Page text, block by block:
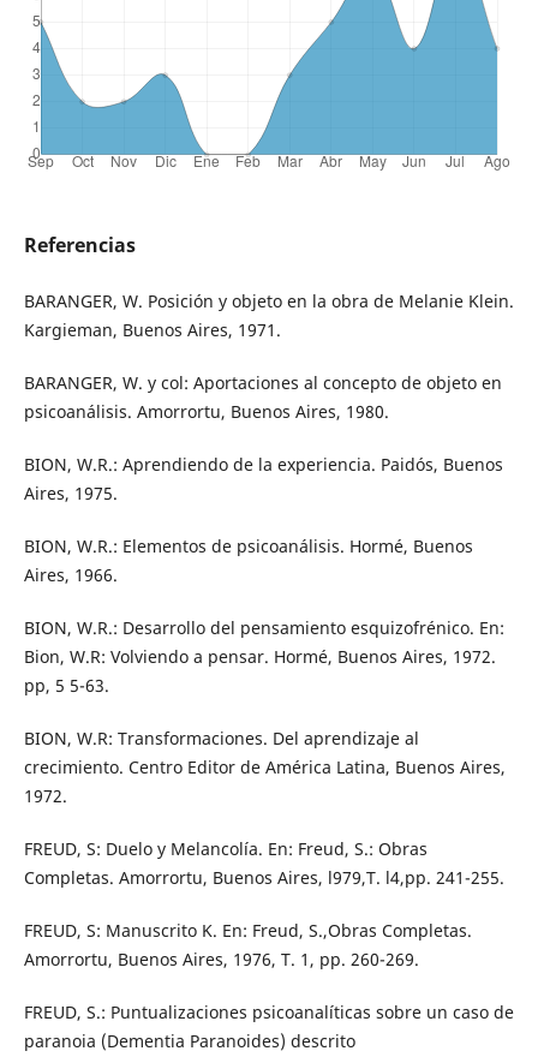
Referencias
BARANGER, W. Posición y objeto en la obra de Melanie Klein.
Kargieman, Buenos Aires, 1971.
BARANGER, W. y col: Aportaciones al concepto de objeto en
psicoanálisis. Amorrortu, Buenos Aires, 1980.
BION, W.R.: Aprendiendo de la experiencia. Paidós, Buenos
Aires, 1975.
BION, W.R.: Elementos de psicoanálisis. Hormé, Buenos
Aires, 1966.
BION, W.R.: Desarrollo del pensamiento esquizofrénico. En:
Bion, W.R: Volviendo a pensar. Hormé, Buenos Aires, 1972.
pp, 5 5-63.
BION, W.R: Transformaciones. Del aprendizaje al
crecimiento. Centro Editor de América Latina, Buenos Aires,
1972.
FREUD, S: Duelo y Melancolía. En: Freud, S.: Obras
Completas. Amorrortu, Buenos Aires, l979,T. l4,pp. 241-255.
FREUD, S: Manuscrito K. En: Freud, S.,Obras Completas.
Amorrortu, Buenos Aires, 1976, T. 1, pp. 260-269.
FREUD, S.: Puntualizaciones psicoanalíticas sobre un caso de
paranoia (Dementia Paranoides) descrito